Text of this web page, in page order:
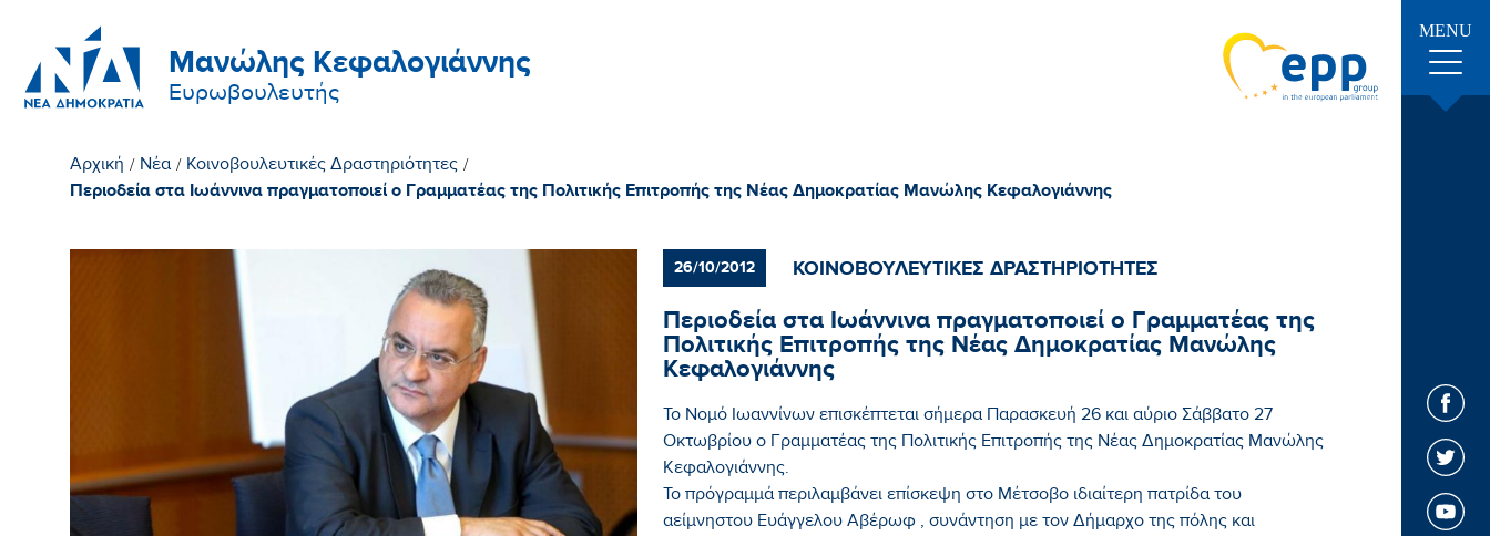
Μανώλης Κεφαλογιάννης
Ευρωβουλευτής
MENU
Αρχική / Νέα / Κοινοβουλευτικές Δραστηριότητες /
Περιοδεία στα Ιωάννινα πραγματοποιεί ο Γραμματέας της Πολιτικής Επιτροπής της Νέας Δημοκρατίας Μανώλης Κεφαλογιάννης
26/10/2012 ΚΟΙΝΟΒΟΥΛΕΥΤΙΚΕΣ ΔΡΑΣΤΗΡΙΟΤΗΤΕΣ
Περιοδεία στα Ιωάννινα πραγματοποιεί ο Γραμματέας της
Πολιτικής Επιτροπής της Νέας Δημοκρατίας Μανώλης
Κεφαλογιάννης
Το Νομό Ιωαννίνων επισκέπτεται σήμερα Παρασκευή 26 και αύριο Σάββατο 27
Οκτωβρίου ο Γραμματέας της Πολιτικής Επιτροπής της Νέας Δημοκρατίας Μανώλης
Κεφαλογιάννης.
Το πρόγραμμά περιλαμβάνει επίσκεψη στο Μέτσοβο ιδιαίτερη πατρίδα του
αείμνηστου Ευάγγελου Αβέρωφ , συνάντηση με τον Δήμαρχο της πόλης και